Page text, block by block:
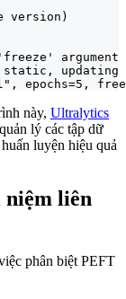
version)
argument
updating
epochs=5,
này, Ultralytics
lý các tập dữ
luyện hiệu quả
niệm liên
phân biệt PEFT